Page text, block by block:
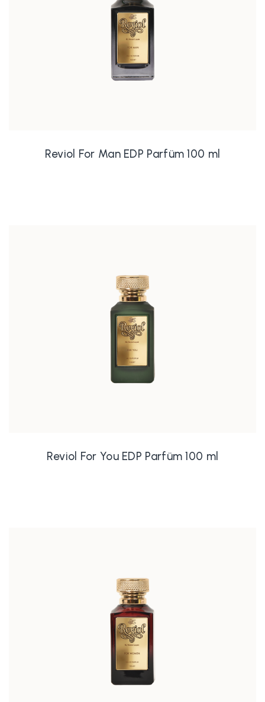
Reviol For Man EDP Parfüm 100 ml
Reviol For You EDP Parfüm 100 ml